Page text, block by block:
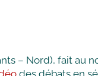
– Nord), fait au
des débats en